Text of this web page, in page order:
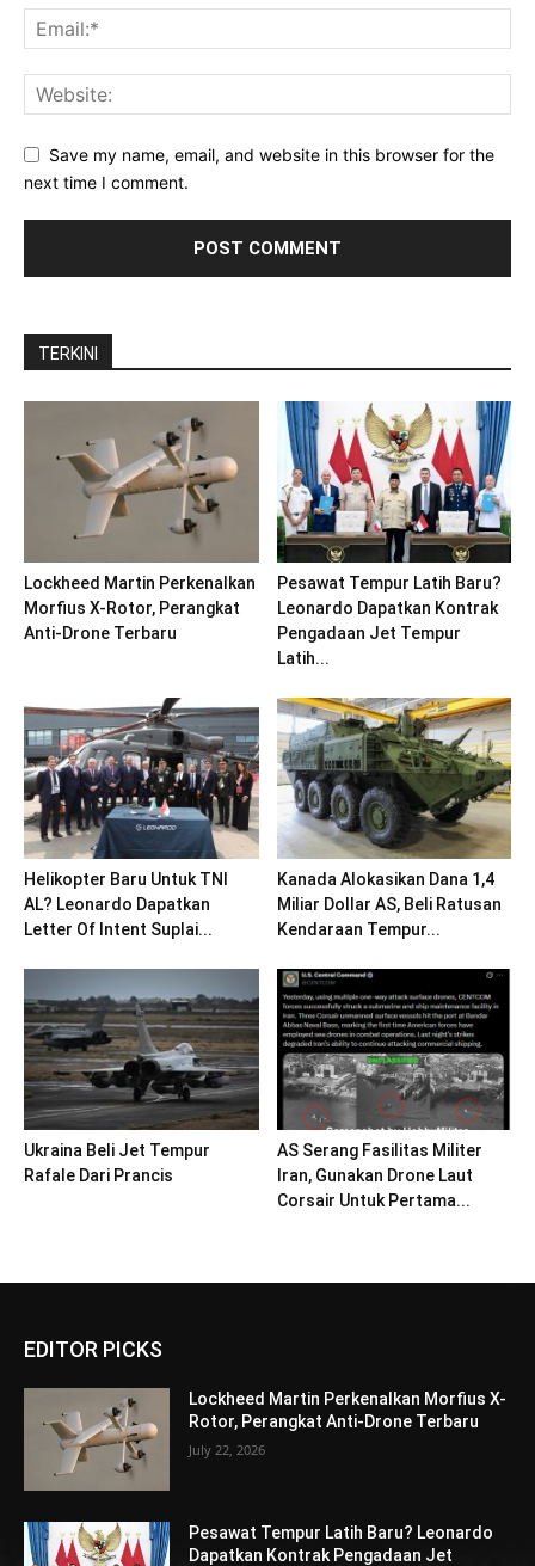
Save my name, email, and website in this browser for the
next time I comment.
TERKINI
Lockheed Martin Perkenalkan
Morfius X-Rotor, Perangkat
Anti-Drone Terbaru
Pesawat Tempur Latih Baru?
Leonardo Dapatkan Kontrak
Pengadaan Jet Tempur
Latih...
Helikopter Baru Untuk TNI
AL? Leonardo Dapatkan
Letter Of Intent Suplai...
Kanada Alokasikan Dana 1,4
Miliar Dollar AS, Beli Ratusan
Kendaraan Tempur...
Ukraina Beli Jet Tempur
Rafale Dari Prancis
AS Serang Fasilitas Militer
Iran, Gunakan Drone Laut
Corsair Untuk Pertama...
EDITOR PICKS
Lockheed Martin Perkenalkan Morfius X-
Rotor, Perangkat Anti-Drone Terbaru
July 22, 2026
Pesawat Tempur Latih Baru? Leonardo
Dapatkan Kontrak Pengadaan Jet